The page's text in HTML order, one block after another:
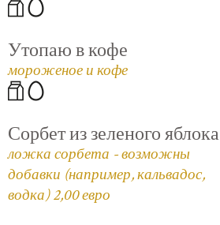
Утопаю в кофе
мороженое и кофе
Сорбет из зеленого яблока
ложка сорбета - возможны
добавки (например, кальвадос,
водка) 2,00 евро